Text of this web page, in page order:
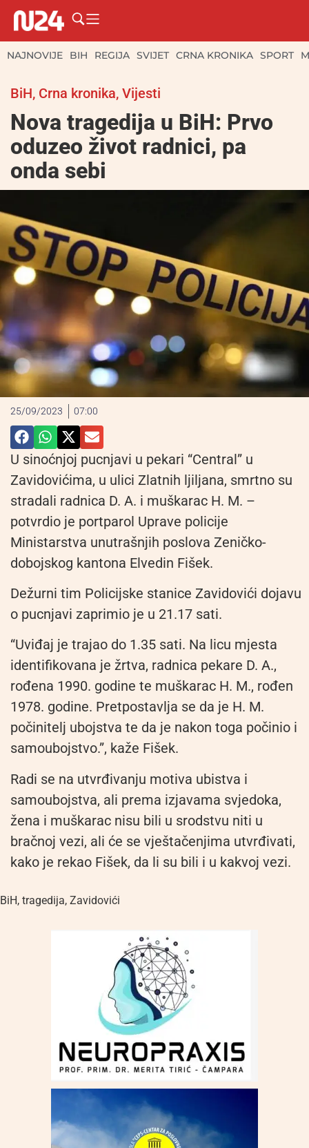
NAJNOVIJE BIH REGIJA SVIJET CRNA KRONIKA SPORT
BiH, Crna kronika, Vijesti
Nova tragedija u BiH: Prvo
oduzeo život radnici, pa
onda sebi
25/09/2023 07:00
U sinoćnjoj pucnjavi u pekari “Central” u
Zavidovićima, u ulici Zlatnih ljiljana, smrtno su
stradali radnica D. A. i muškarac H. M. –
potvrdio je portparol Uprave policije
Ministarstva unutrašnjih poslova Zeničko-
dobojskog kantona Elvedin Fišek.
Dežurni tim Policijske stanice Zavidovići dojavu
o pucnjavi zaprimio je u 21.17 sati.
“Uviđaj je trajao do 1.35 sati. Na licu mjesta
identifikovana je žrtva, radnica pekare D. A.,
rođena 1990. godine te muškarac H. M., rođen
1978. godine. Pretpostavlja se da je H. M.
počinitelj ubojstva te da je nakon toga počinio i
samoubojstvo.”, kaže Fišek.
Radi se na utvrđivanju motiva ubistva i
samoubojstva, ali prema izjavama svjedoka,
žena i muškarac nisu bili u srodstvu niti u
bračnoj vezi, ali će se vještačenjima utvrđivati,
kako je rekao Fišek, da li su bili i u kakvoj vezi.
BiH, tragedija, Zavidovići